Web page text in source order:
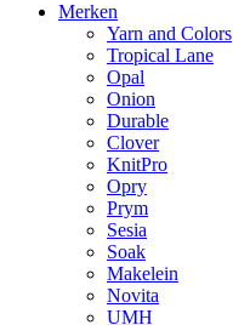
Merken
Yarn and Colors
Tropical Lane
Opal
Onion
Durable
Clover
KnitPro
Opry
Prym
Sesia
Soak
Makelein
Novita
UMH